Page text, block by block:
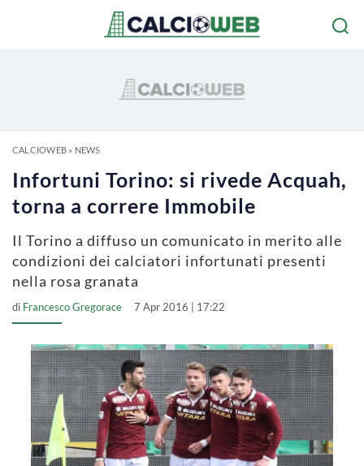
CALCIOWEB» NEWS
Infortuni Torino: si rivede Acquah,
torna a correre Immobile
Il Torino a diffuso un comunicato in merito alle
condizioni dei calciatori infortunati presenti
nella rosa granata
di Francesco Gregorace 7 Apr 2016 | 17:22